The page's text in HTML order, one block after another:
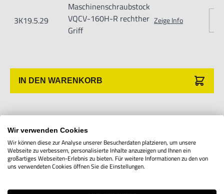
Anwender sowie Handwerker geeignet.
Nur für den vorhergesehenen Verwendungszweck geeignet.
Importeur/Hersteller:
3K19.5.29
Maschinenschraubstock
VQCV-160H-R rechther
Griff
Zeige Info
IN DEN WARENKORB
Diese Maschinensraubstöcke sind ausgezeichnet für die
Wir verwenden Cookies
Wir können diese zur Analyse unserer Besucherdaten platzieren, um unsere
Webseite zu verbessern, personalisierte Inhalte anzuzeigen und Ihnen ein
großartiges Webseiten-Erlebnis zu bieten. Für weitere Informationen zu den von
uns verwendeten Cookies öffnen Sie die Einstellungen.